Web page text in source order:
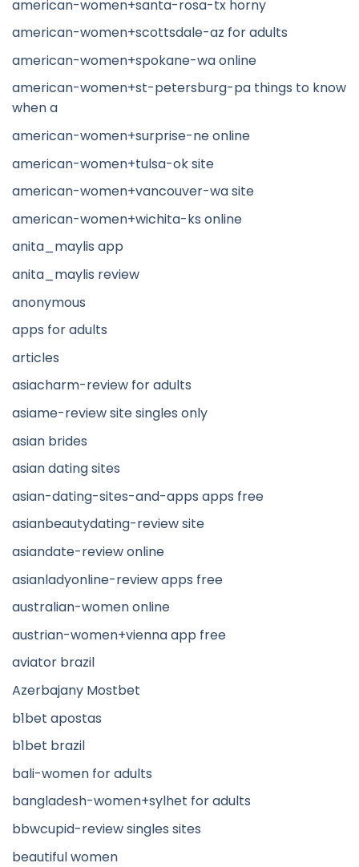
american-women+santa-rosa-tx horny
american-women+scottsdale-az for adults
american-women+spokane-wa online
american-women+st-petersburg-pa things to know
when a
american-women+surprise-ne online
american-women+tulsa-ok site
american-women+vancouver-wa site
american-women+wichita-ks online
anita_maylis app
anita_maylis review
anonymous
apps for adults
articles
asiacharm-review for adults
asiame-review site singles only
asian brides
asian dating sites
asian-dating-sites-and-apps apps free
asianbeautydating-review site
asiandate-review online
asianladyonline-review apps free
australian-women online
austrian-women+vienna app free
aviator brazil
Azerbajany Mostbet
b1bet apostas
b1bet brazil
bali-women for adults
bangladesh-women+sylhet for adults
bbwcupid-review singles sites
beautiful women